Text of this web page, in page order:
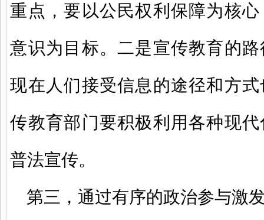
重点，要以公民权利保障为核
意识为目标。二是宣传教育的
现在人们接受信息的途径和方
传教育部门要积极利用各种现
普法宣传。
第三，通过有序的政治参与激